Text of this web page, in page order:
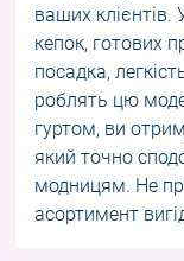
ваших
кепок, готових
посадка,
роблять цю
гуртом, ви
який точно
модницям. Не
асортимент